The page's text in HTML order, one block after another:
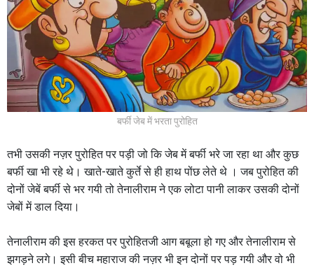
बर्फी जेब में भरता पुरोहित
तभी उसकी नज़र पुरोहित पर पड़ी जो कि जेब में बर्फी भरे जा रहा था और कुछ
बर्फी खा भी रहे थे। खाते-खाते कुर्ते से ही हाथ पोंछ लेते थे । जब पुरोहित की
दोनों जेबें बर्फी से भर गयी तो तेनालीराम ने एक लोटा पानी लाकर उसकी दोनों
जेबों में डाल दिया।
तेनालीराम की इस हरकत पर पुरोहितजी आग बबूला हो गए और तेनालीराम से
झगड़ने लगे। इसी बीच महाराज की नज़र भी इन दोनों पर पड़ गयी और वो भी